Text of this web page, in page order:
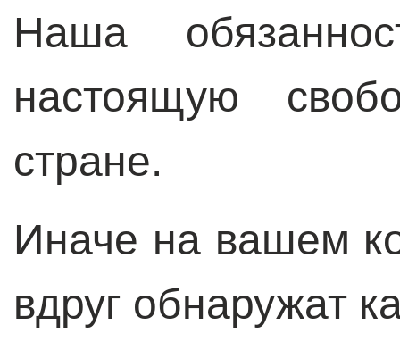
Наша
настоящую
стране.
Иначе на вашем
вдруг обнаружат